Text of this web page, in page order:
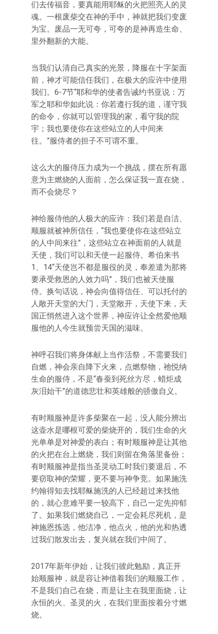
们去传福音，要真能用耶稣的火把照亮人的灵
魂。一根废柴交在神的手中，神就把我们变废
为宝。废品一无可夸，可夸的是神再造生命、
里外翻新的大能。
当我们认清自己真实的光景，降服在十字架面
前，神才可能信任我们，在极大的应许中使用
我们。6-7节“耶和华的使者告诫约书亚说：万
军之耶和华如此说：你若遵行我的道，谨守我
的命令，你就可以管理我的家，看守我的院
宇；我也要使你在这些站立的人中间来
往。”服侍者的担子不可谓不重。
这么大的服侍压力成为一个挑战，摆在所有愿
意为主燃烧的人面前，怎么保证我一直在烧，
而不会烧尽？
神给服侍他的人极大的应许：我们若是自洁、
顺服就被神所信任，“我也要使你在这些站立
的人中间来往”，这些站立在神面前的人就是
天使，我们可以和天使一起服侍。希伯来书
1、14“天使岂不都是服役的灵，奉差遣为那将
要承受救恩的人效力吗”，我们也被天使服
侍。换句话说，神会向值得信任、可以托付的
人敞开天堂的大门，天堂敞开，天使下来，天
国正悄然进入这个世界，神应许让全然爱他顺
服他的人今生就预尝天国的滋味。
神呼召我们将身体献上当作活祭，不需要我们
自燃，神会亲自降下火来，点燃祭物，祂悦纳
生命的服侍，不是“春蚕到死丝方尽，蜡炬成
灰泪始干”的道德悲壮和英雄般的骄傲自义。
有时顺服神是许多柴聚在一起，没人能分辨出
这壶水是哪根可爱的柴烧开的，我们生命的火
光单单是对神爱的表白；有时顺服神是让其他
的火把在台上燃烧，我们则留在角落里备份；
有时顺服神是指当圣灵动工时我们要退后，不
要窃取神的荣耀，更不要与神争竞。如果施洗
约翰得知去找耶稣施洗的人已经超过来找他
的，就心意难平要一较高下，自己一定先抑郁
了。如果我们燃烧自己，一定会耗尽死机，是
神施恩拣选，他洁净，他点火，他的光和热透
过我们散发出去，复兴就在我们中间了。
2017年新年伊始，让我们彼此勉励，真正开
始顺服神，就是容让神借着我们的顺服工作，
不是我们自己在烧，而是让主在我里面烧，让
永恒的火、圣灵的火，在我们里面按着分寸燃
烧。